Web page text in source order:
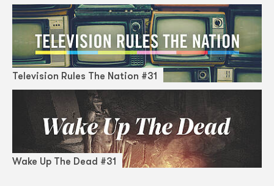
Television Rules The Nation #31
Wake Up The Dead #31